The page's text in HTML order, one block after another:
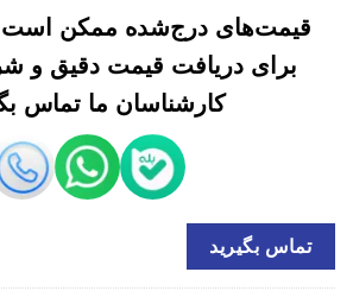
قیمت‌های درج‌شده ممکن است
برای دریافت قیمت دقیق و
کارشناسان ما تماس
تماس بگیرید